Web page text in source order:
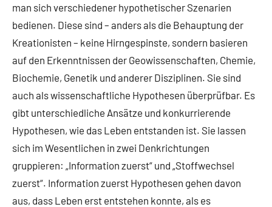
man sich verschiedener hypothetischer Szenarien
bedienen. Diese sind – anders als die Behauptung der
Kreationisten – keine Hirngespinste, sondern basieren
auf den Erkenntnissen der Geowissenschaften, Chemie,
Biochemie, Genetik und anderer Disziplinen. Sie sind
auch als wissenschaftliche Hypothesen überprüfbar. Es
gibt unterschiedliche Ansätze und konkurrierende
Hypothesen, wie das Leben entstanden ist. Sie lassen
sich im Wesentlichen in zwei Denkrichtungen
gruppieren: „Information zuerst“ und „Stoffwechsel
zuerst“. Information zuerst Hypothesen gehen davon
aus, dass Leben erst entstehen konnte, als es